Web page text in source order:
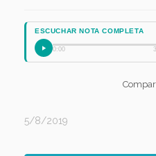
ESCUCHAR NOTA COMPLETA
0:00
5/8/2019